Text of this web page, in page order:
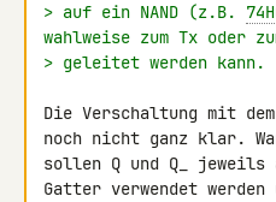
> auf ein NAND (z.B.
wahlweise zum Tx oder
> geleitet werden kann.
Die Verschaltung mit
noch nicht ganz klar.
sollen Q und Q_ jeweils
Gatter verwendet werden